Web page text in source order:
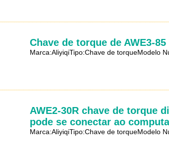
Chave de torque de AWE3-
Marca:AliyiqiTipo:Chave de torqueModelo
AWE2-30R chave de torque
pode se conectar ao
Marca:AliyiqiTipo:Chave de torqueModelo